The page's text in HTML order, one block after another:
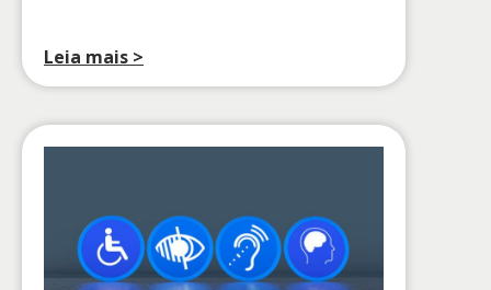
Leia mais >